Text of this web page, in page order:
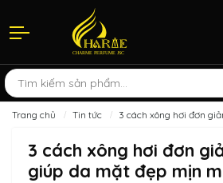
Trang chủ Tin tức 3 cách xông hơi đơn
3 cách xông hơi đơn
giúp da mặt đẹp mịn